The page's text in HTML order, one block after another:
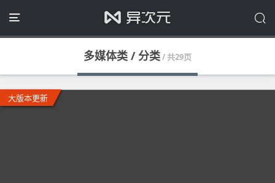
多媒体类 / 分类/ 共29页
大版本更新